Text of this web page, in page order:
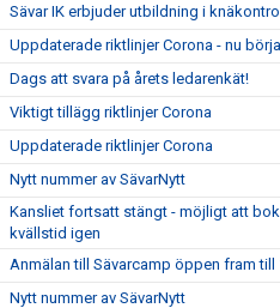
Sävar IK erbjuder utbildning i knäkontroll
Uppdaterade riktlinjer Corona - nu
Dags att svara på årets ledarenkät!
Viktigt tillägg riktlinjer Corona
Uppdaterade riktlinjer Corona
Nytt nummer av SävarNytt
Kansliet fortsatt stängt - möjligt att
kvällstid igen
Anmälan till Sävarcamp öppen fram till
Nytt nummer av SävarNytt